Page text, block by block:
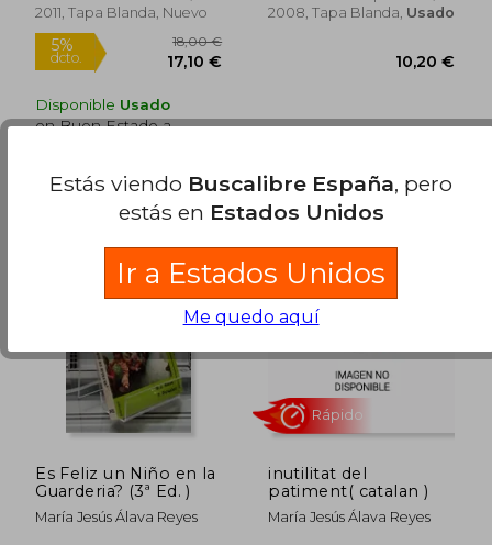
2011, Tapa Blanda, Nuevo
Disponible Usado
en Buen Estado a
2008, Tapa Blanda, Usado
Es Feliz un Niño en la
Guarderia? (3ª Ed. )
María Jesús Álava Reyes
inutilitat del
patiment( catalan )
María Jesús Álava Reyes
Estás viendo Buscalibre España, pero
estás en Estados Unidos
Ir a Estados Unidos
Me quedo aquí